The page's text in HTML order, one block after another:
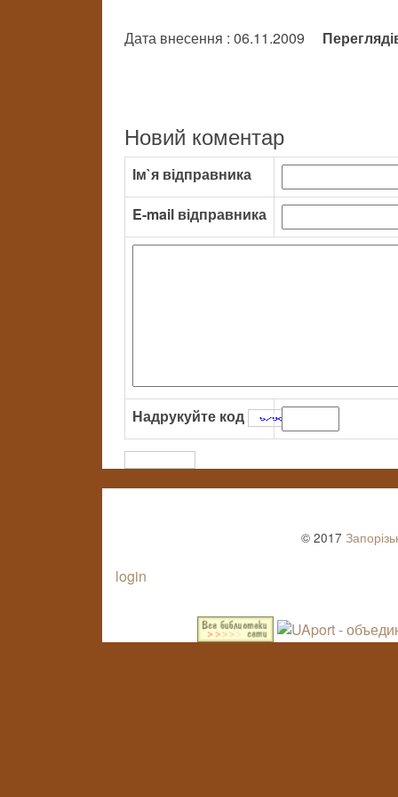
Дата внесення : 06.11.2009
Новий коментар
Ім`я відправника
E-mail відправника
Надрукуйте код
© 2017
login